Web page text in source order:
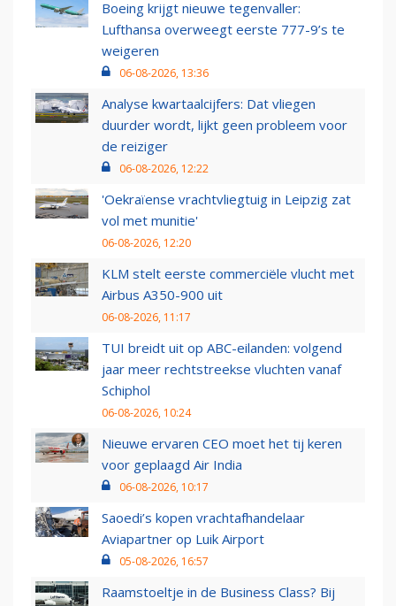
Boeing krijgt nieuwe tegenvaller:
Lufthansa overweegt eerste 777-9’s te
weigeren
06-08-2026, 13:36
Analyse kwartaalcijfers: Dat vliegen
duurder wordt, lijkt geen probleem voor
de reiziger
06-08-2026, 12:22
'Oekraïense vrachtvliegtuig in Leipzig zat
vol met munitie'
06-08-2026, 12:20
KLM stelt eerste commerciële vlucht met
Airbus A350-900 uit
06-08-2026, 11:17
TUI breidt uit op ABC-eilanden: volgend
jaar meer rechtstreekse vluchten vanaf
Schiphol
06-08-2026, 10:24
Nieuwe ervaren CEO moet het tij keren
voor geplaagd Air India
06-08-2026, 10:17
Saoedi’s kopen vrachtafhandelaar
Aviapartner op Luik Airport
05-08-2026, 16:57
Raamstoeltje in de Business Class? Bij